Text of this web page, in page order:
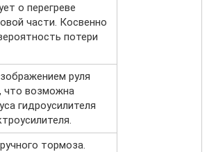
о перегреве
части. Косвенно
потери
руля
что возможна
гидроусилителя
тормоза.